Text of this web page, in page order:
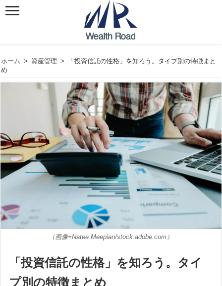
ホーム > 資産管理 >
「投資信託の性格」を知ろう。タイプ別の特徴まと
め
（画像=Natee Meepian/stock.adobe.com）
「投資信託の性格」を知ろう。タイ
プ別の特徴まとめ